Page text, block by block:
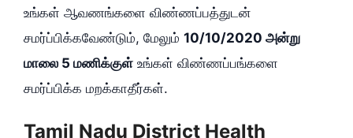
உங்கள் ஆவணங்களை விண்ணப்பத்துடன்
சமர்ப்பிக்கவேண்டும், மேலும் 10/10/2020 அன்று
மாலை 5 மணிக்குள் உங்கள் விண்ணப்பங்களை
சமர்ப்பிக்க மறக்காதீர்கள்.
Tamil Nadu District Health